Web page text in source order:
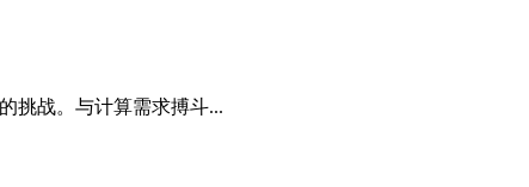
挑战。与计算需求搏斗...